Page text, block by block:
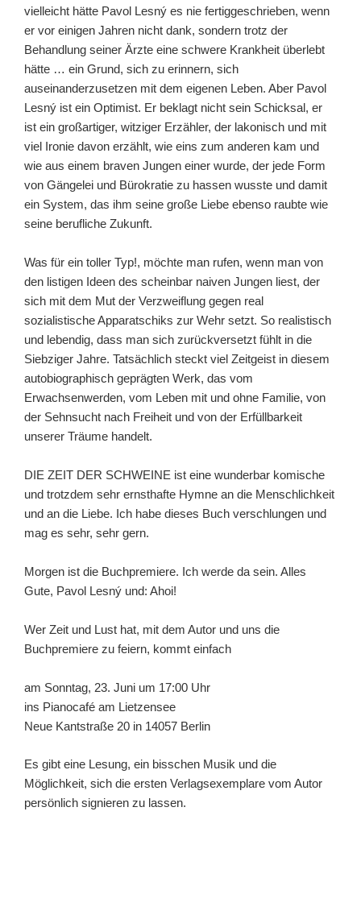
vielleicht hätte Pavol Lesný es nie fertiggeschrieben, wenn
er vor einigen Jahren nicht dank, sondern trotz der
Behandlung seiner Ärzte eine schwere Krankheit überlebt
hätte … ein Grund, sich zu erinnern, sich
auseinanderzusetzen mit dem eigenen Leben. Aber Pavol
Lesný ist ein Optimist. Er beklagt nicht sein Schicksal, er
ist ein großartiger, witziger Erzähler, der lakonisch und mit
viel Ironie davon erzählt, wie eins zum anderen kam und
wie aus einem braven Jungen einer wurde, der jede Form
von Gängelei und Bürokratie zu hassen wusste und damit
ein System, das ihm seine große Liebe ebenso raubte wie
seine berufliche Zukunft.
Was für ein toller Typ!, möchte man rufen, wenn man von
den listigen Ideen des scheinbar naiven Jungen liest, der
sich mit dem Mut der Verzweiflung gegen real
sozialistische Apparatschiks zur Wehr setzt. So realistisch
und lebendig, dass man sich zurückversetzt fühlt in die
Siebziger Jahre. Tatsächlich steckt viel Zeitgeist in diesem
autobiographisch geprägten Werk, das vom
Erwachsenwerden, vom Leben mit und ohne Familie, von
der Sehnsucht nach Freiheit und von der Erfüllbarkeit
unserer Träume handelt.
DIE ZEIT DER SCHWEINE ist eine wunderbar komische
und trotzdem sehr ernsthafte Hymne an die Menschlichkeit
und an die Liebe. Ich habe dieses Buch verschlungen und
mag es sehr, sehr gern.
Morgen ist die Buchpremiere. Ich werde da sein. Alles
Gute, Pavol Lesný und: Ahoi!
Wer Zeit und Lust hat, mit dem Autor und uns die
Buchpremiere zu feiern, kommt einfach
am Sonntag, 23. Juni um 17:00 Uhr
ins Pianocafé am Lietzensee
Neue Kantstraße 20 in 14057 Berlin
Es gibt eine Lesung, ein bisschen Musik und die
Möglichkeit, sich die ersten Verlagsexemplare vom Autor
persönlich signieren zu lassen.